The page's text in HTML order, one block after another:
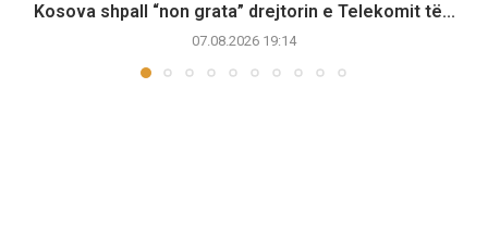
Kosova shpall “non grata” drejtorin e Telekomit të...
07.08.2026 19:14